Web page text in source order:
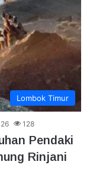
Lombok Timur
128
Pendaki
Rinjani